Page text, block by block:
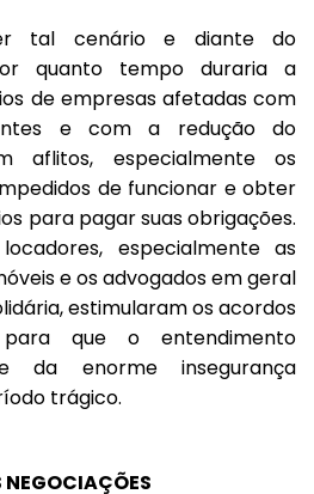
tal cenário e diante do
quanto tempo duraria a
de empresas afetadas com
e com a redução do
aflitos, especialmente os
de funcionar e obter
para pagar suas obrigações.
especialmente as
e os advogados em geral
estimularam os acordos
que o entendimento
da enorme insegurança
trágico.